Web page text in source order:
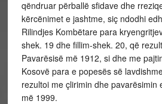
qëndruar përballë sfidave dhe
kërcënimet e jashtme, siç ndodhi
Rilindjes Kombëtare para
shek. 19 dhe fillim-shek. 20, që
Pavarësisë më 1912, si dhe me
Kosovë para e popesës së
rezultoi me çlirimin dhe pavarësimin
më 1999.